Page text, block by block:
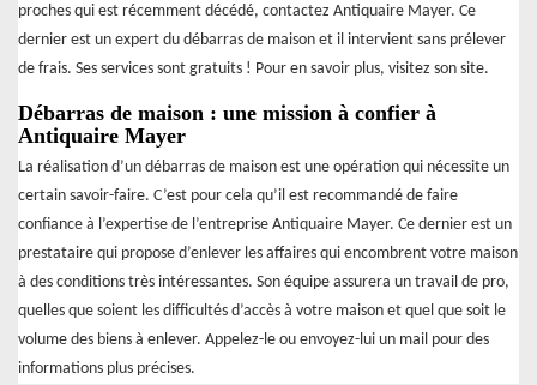
proches qui est récemment décédé, contactez Antiquaire Mayer. Ce
dernier est un expert du débarras de maison et il intervient sans prélever
de frais. Ses services sont gratuits ! Pour en savoir plus, visitez son site.
Débarras de maison : une mission à confier à
Antiquaire Mayer
La réalisation d’un débarras de maison est une opération qui nécessite un
certain savoir-faire. C’est pour cela qu’il est recommandé de faire
confiance à l’expertise de l’entreprise Antiquaire Mayer. Ce dernier est un
prestataire qui propose d’enlever les affaires qui encombrent votre maison
à des conditions très intéressantes. Son équipe assurera un travail de pro,
quelles que soient les difficultés d’accès à votre maison et quel que soit le
volume des biens à enlever. Appelez-le ou envoyez-lui un mail pour des
informations plus précises.